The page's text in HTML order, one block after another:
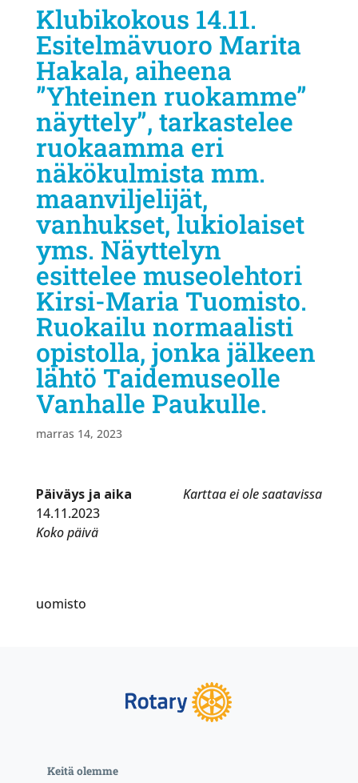
Klubikokous 14.11.
Esitelmävuoro Marita
Hakala, aiheena
”Yhteinen ruokamme”
näyttely”, tarkastelee
ruokaamma eri
näkökulmista mm.
maanviljelijät,
vanhukset, lukiolaiset
yms. Näyttelyn
esittelee museolehtori
Kirsi-Maria Tuomisto.
Ruokailu normaalisti
opistolla, jonka jälkeen
lähtö Taidemuseolle
Vanhalle Paukulle.
marras 14, 2023
Karttaa ei ole saatavissa
Päiväys ja aika
14.11.2023
Koko päivä
uomisto
Keitä olemme